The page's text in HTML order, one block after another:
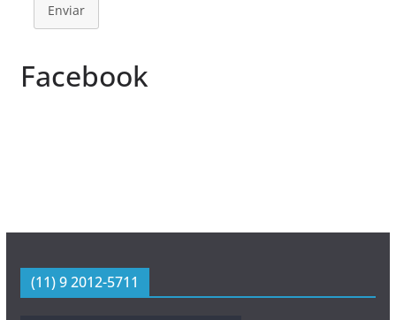
Enviar
Facebook
(11) 9 2012-5711